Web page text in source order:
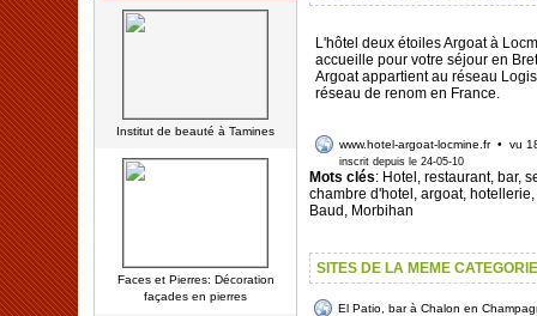
Institut de beauté à Tamines
Faces et Pierres: Décoration
façades en pierres
L'hôtel deux étoiles Argoat à
accueille pour votre séjour en
Argoat appartient au réseau
réseau de renom en France.
www.hotel-argoat-locmine.fr • vu
inscrit depuis le 24-05-10
Mots clés: Hotel, restaurant, bar,
chambre d'hotel, argoat,
Baud, Morbihan
SITES DE LA MEME CATEGORIE
El Patio, bar à Chalon en